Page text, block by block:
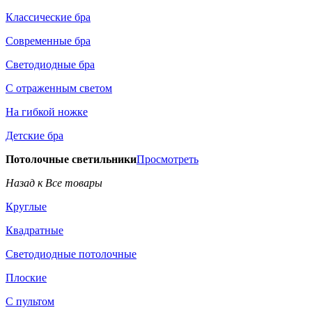
Классические бра
Современные бра
Светодиодные бра
С отраженным светом
На гибкой ножке
Детские бра
Потолочные светильникиПросмотреть
Назад к Все товары
Круглые
Квадратные
Светодиодные потолочные
Плоские
С пультом